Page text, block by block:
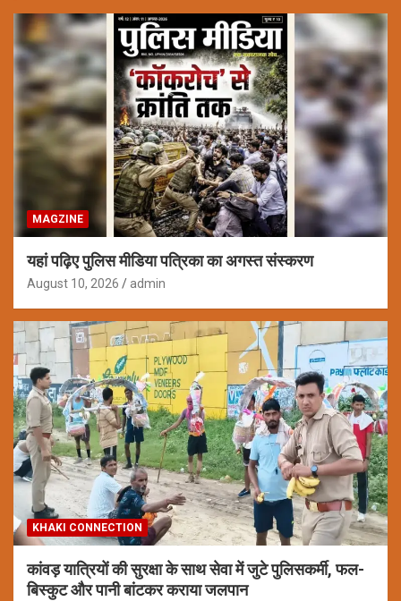
MAGZINE
यहां पढ़िए पुलिस मीडिया पत्रिका का अगस्त संस्करण
August 10, 2026 admin
KHAKI CONNECTION
कांवड़ यात्रियों की सुरक्षा के साथ सेवा में जुटे पुलिसकर्मी, फल-
बिस्कुट और पानी बांटकर कराया जलपान